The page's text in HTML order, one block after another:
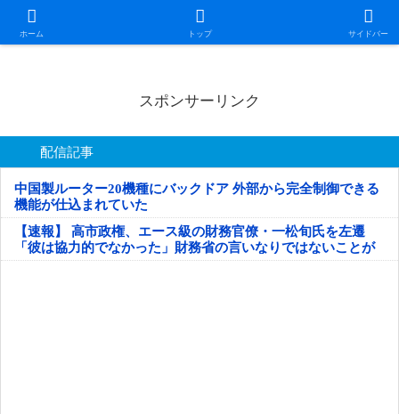
ホーム トップ サイドバー
日本第一！ニュース録
スポンサーリンク
配信記事
中国製ルーター20機種にバックドア 外部から完全制御できる
機能が仕込まれていた
【速報】 高市政権、エース級の財務官僚・一松旬氏を左遷
「彼は協力的でなかった」財務省の言いなりではないことが
判明